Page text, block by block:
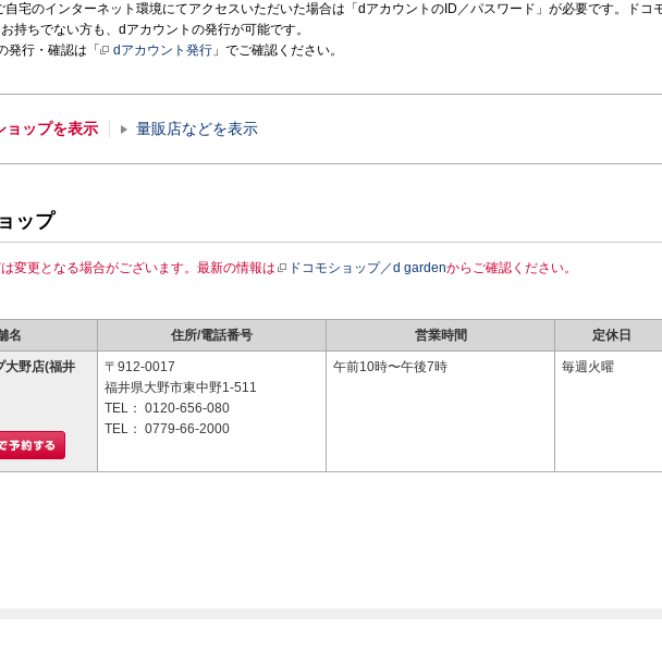
自宅のインターネット環境にてアクセスいただいた場合は「dアカウントのID／パスワード」が必要です。ドコ
持ちでない方も、dアカウントの発行が可能です。
発行・確認は「
dアカウント発行 」でご確認ください。
ョップを表示 量販店などを表示
ップ
変更となる場合がございます。最新の情報は ドコモショップ／d gardenからご確認ください。
名 住所/電話番号 営業時間 定休日
大野店(福井
〒912-0017
福井県大野市東中野1-511
TEL： 0120-656-080
TEL： 0779-66-2000
午前10時〜午後7時 毎週火曜